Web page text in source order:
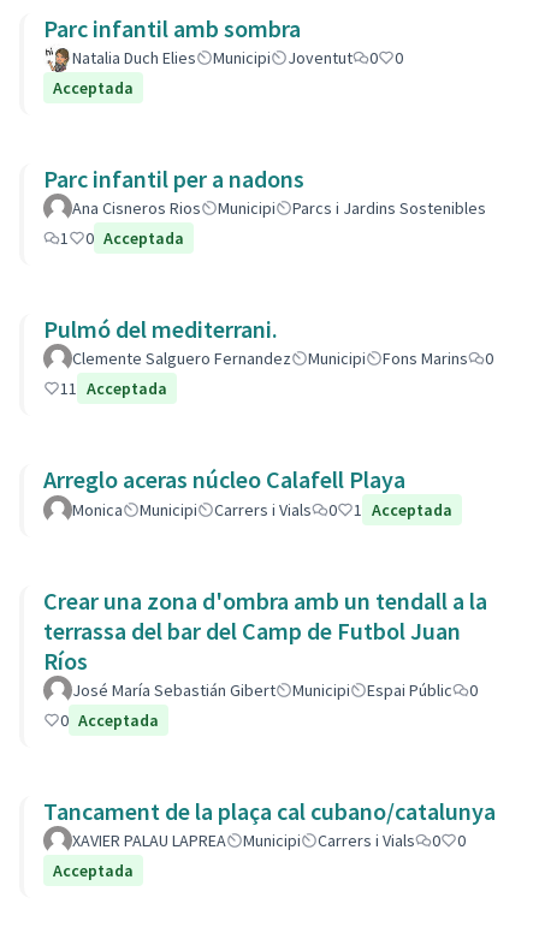
Parc infantil amb sombra
Natalia Duch Elies Municipi Joventut 0
0
Acceptada
Parc infantil per a nadons
Ana Cisneros Rios Municipi
Parcs i Jardins Sostenibles
1
0 Acceptada
Pulmó del mediterrani.
Clemente Salguero Fernandez Municipi Fons Marins
0
11 Acceptada
Arreglo aceras núcleo Calafell Playa
Monica Municipi Carrers i Vials 0 1 Acceptada
Crear una zona d'ombra amb un tendall a la
terrassa del bar del Camp de Futbol Juan
Ríos
José María Sebastián Gibert Municipi Espai Públic
0
0 Acceptada
Tancament de la plaça cal cubano/catalunya
XAVIER PALAU LAPREA Municipi Carrers i Vials 0
0
Acceptada